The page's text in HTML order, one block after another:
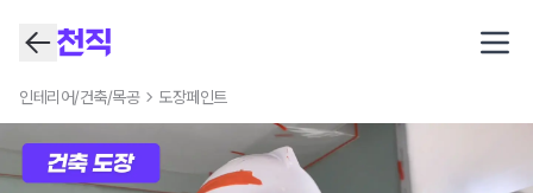
도장페인트학원 어디서 배우지? 국비지원 교육부터 자격증까지 한눈에
인테리어/건축/목공 도장페인트